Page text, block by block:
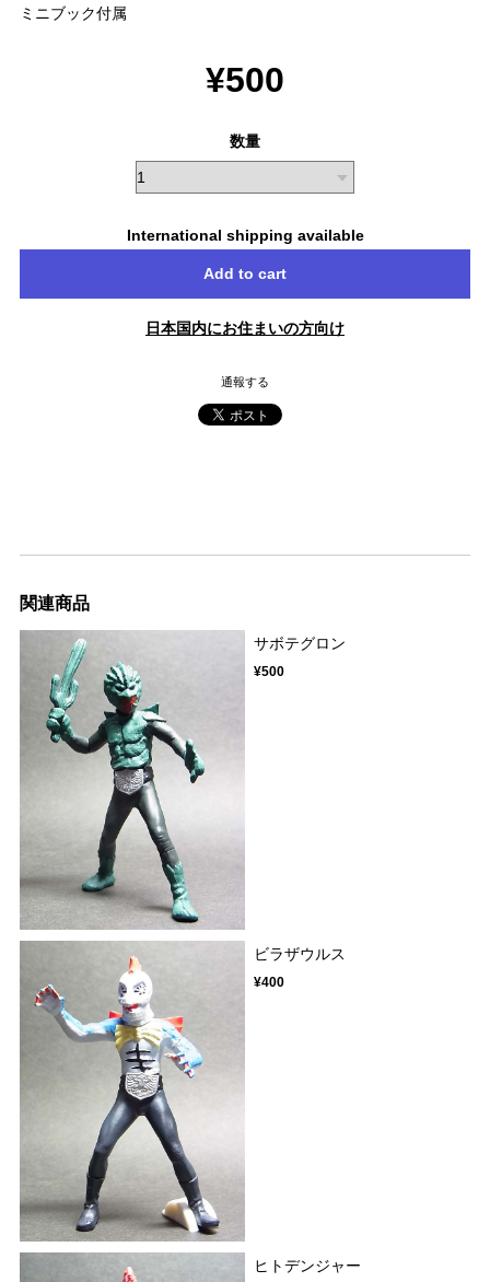
ミニブック付属
¥500
数量
International shipping available
Add to cart
日本国内にお住まいの方向け
通報する
関連商品
サボテグロン
¥500
ビラザウルス
¥400
ヒトデンジャー